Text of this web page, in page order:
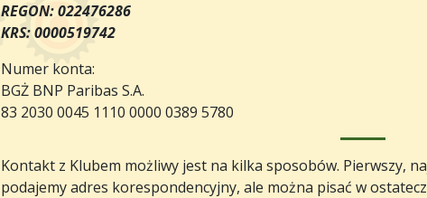
REGON: 022476286
KRS: 0000519742
Numer konta:
BGŻ BNP Paribas S.A.
83 2030 0045 1110 0000 0389 5780
Kontakt z Klubem możliwy jest na kilka sposobów. Pierwszy,
podajemy adres korespondencyjny, ale można pisać w